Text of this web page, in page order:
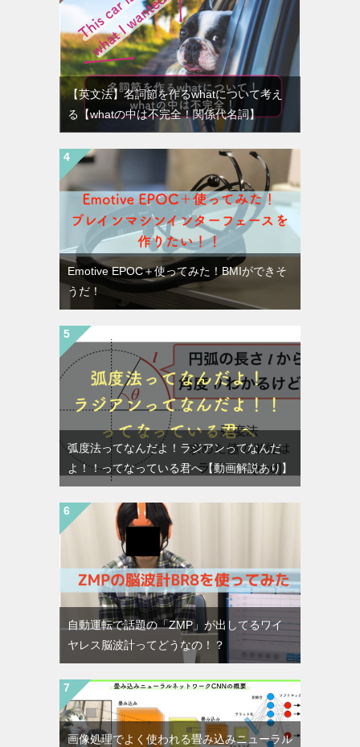
【英文法】名詞節を作るwhatについて考え
る【whatの中は不完全！関係代名詞】
Emotive EPOC＋使ってみた！BMIができそ
うだ！
弧度法ってなんだよ！ラジアンってなんだ
よ！！ってなっている君へ【動画解説あり】
自動運転で話題の「ZMP」が出してるワイ
ヤレス脳波計ってどうなの！？
画像処理でよく使われる畳み込みニューラル